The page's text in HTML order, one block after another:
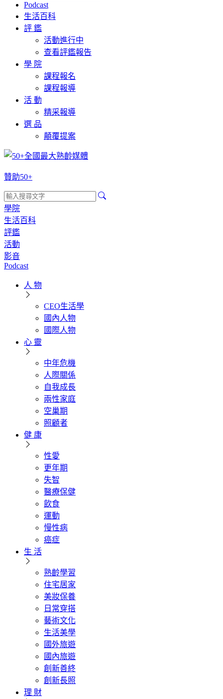
Podcast
生活百科
評 鑑
活動進行中
查看評鑑報告
學 院
課程報名
課程報導
活 動
精采報導
選 品
顛覆提案
贊助50+
學院
生活百科
評鑑
活動
影音
Podcast
人 物
CEO生活學
國內人物
國際人物
心 靈
中年危機
人際關係
自我成長
兩性家庭
空巢期
照顧者
健 康
性愛
更年期
失智
醫療保健
飲食
運動
慢性病
癌症
生 活
熟齡學習
住宅居家
美妝保養
日常穿搭
藝術文化
生活美學
國外旅遊
國內旅遊
創新善終
創新長照
理 財